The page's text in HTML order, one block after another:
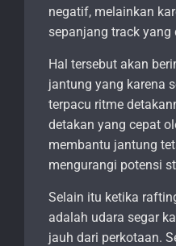
negatif, melainkan
sepanjang track yang
Hal tersebut akan
jantung yang karena
terpacu ritme
detakan yang cepat
membantu jantung
mengurangi potensi
Selain itu ketika
adalah udara segar
jauh dari perkotaan.